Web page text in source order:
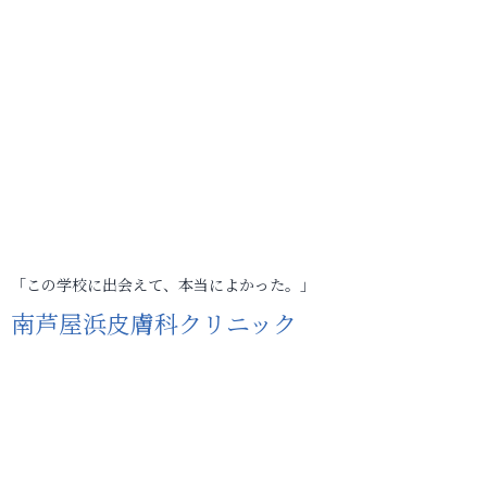
「この学校に出会えて、本当によかった。」
南芦屋浜皮膚科クリニック